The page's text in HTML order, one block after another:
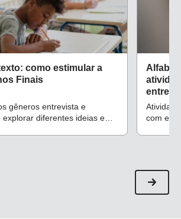
como estimular a
Finais
gêneros entrevista e
explorar diferentes ideias e
com